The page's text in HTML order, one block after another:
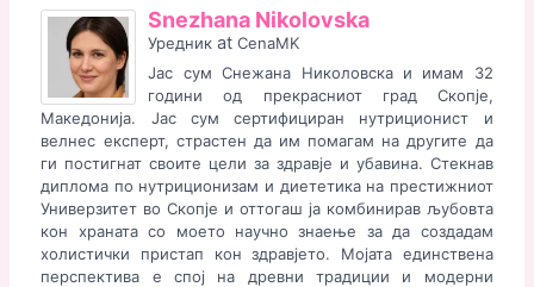
Snezhana Nikolovska
Уредник atCenaMK
Јас сум Снежана Николовска и имам 32
години од прекрасниот град Скопје,
Македонија. Јас сум сертифициран нутриционист и
велнес експерт, страстен да им помагам на другите да
ги постигнат своите цели за здравје и убавина. Стекнав
диплома по нутриционизам и диететика на престижниот
Универзитет во Скопје и оттогаш ја комбинирав љубовта
кон храната со моето научно знаење за да создадам
холистички пристап кон здравјето. Мојата единствена
перспектива е спој на древни традиции и модерни